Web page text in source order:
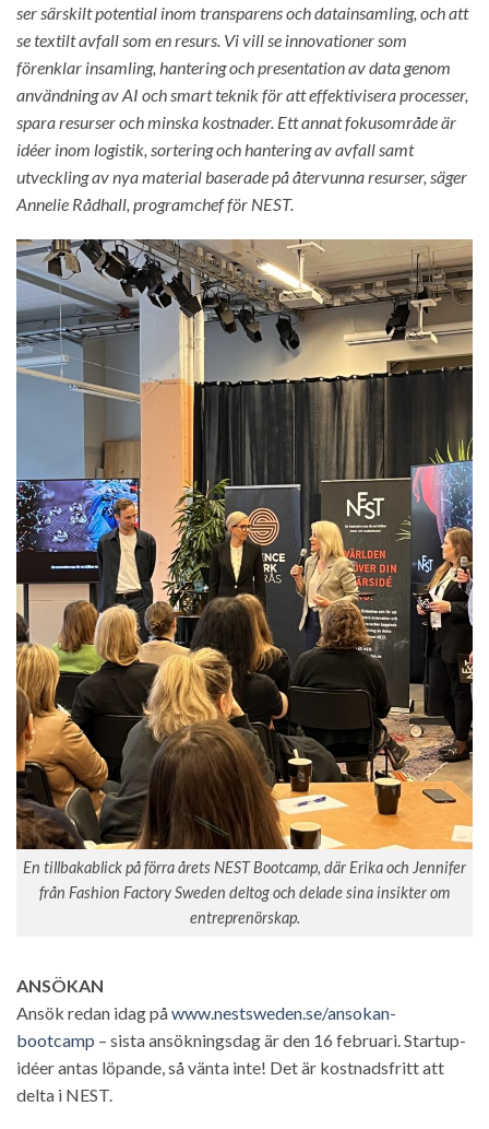
ser särskilt potential inom transparens och datainsamling, och att
se textilt avfall som en resurs. Vi vill se innovationer som
förenklar insamling, hantering och presentation av data genom
användning av AI och smart teknik för att effektivisera processer,
spara resurser och minska kostnader. Ett annat fokusområde är
idéer inom logistik, sortering och hantering av avfall samt
utveckling av nya material baserade på återvunna resurser, säger
Annelie Rådhall, programchef för NEST.
En tillbakablick på förra årets NEST Bootcamp, där Erika och Jennifer
från Fashion Factory Sweden deltog och delade sina insikter om
entreprenörskap.
ANSÖKAN
Ansök redan idag påwww.nestsweden.se/ansokan-
bootcamp – sista ansökningsdag är den 16 februari. Startup-
idéer antas löpande, så vänta inte! Det är kostnadsfritt att
delta i NEST.